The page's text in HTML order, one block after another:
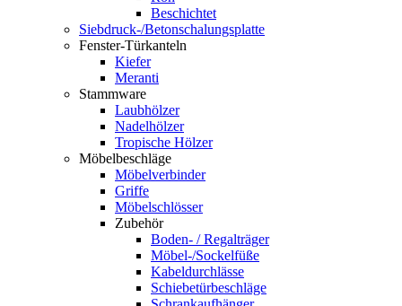
Beschichtet
Siebdruck-/Betonschalungsplatte
Fenster-Türkanteln
Kiefer
Meranti
Stammware
Laubhölzer
Nadelhölzer
Tropische Hölzer
Möbelbeschläge
Möbelverbinder
Griffe
Möbelschlösser
Zubehör
Boden- / Regalträger
Möbel-/Sockelfüße
Kabeldurchlässe
Schiebetürbeschläge